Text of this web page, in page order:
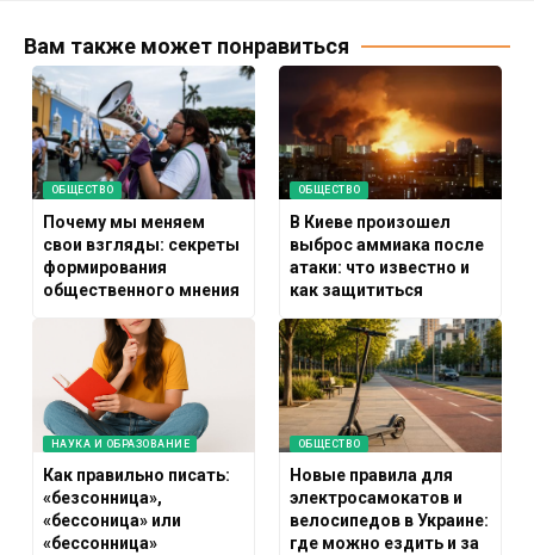
Вам также может понравиться
ОБЩЕСТВО
Почему мы меняем
свои взгляды: секреты
формирования
общественного мнения
ОБЩЕСТВО
В Киеве произошел
выброс аммиака после
атаки: что известно и
как защититься
НАУКА И ОБРАЗОВАНИЕ
Как правильно писать:
«безсонница»,
«бессоница» или
«бессонница»
ОБЩЕСТВО
Новые правила для
электросамокатов и
велосипедов в Украине:
где можно ездить и за